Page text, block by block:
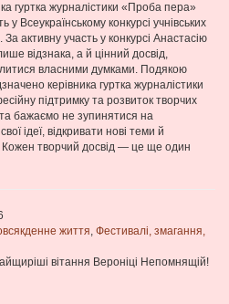
гуртка журналістики «Проба пера»
у Всеукраїнському конкурсі учнівських
активну участь у конкурсі Анастасію
відзнака, а й цінний досвід,
власними думками. Подякою
керівника гуртка журналістики
підтримку та розвиток творчих
бажаємо не зупинятися на
ідеї, відкривати нові теми й
Кожен творчий досвід — це ще один
життя, Фестивалі, змагання,
вітання Вероніці Непомнящій!